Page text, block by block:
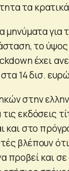
τα
μηνύματα για
το
έχει
14 δισ.
στην
εκδόσεις
και στο
βλέπουν
προβεί και